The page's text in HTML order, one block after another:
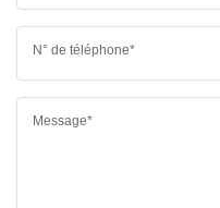
N° de téléphone*
Message*